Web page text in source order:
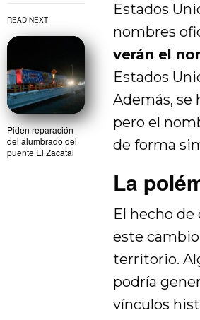
READ NEXT
Piden reparación
del alumbrado del
puente El Zacatal
Estados
nombres
verán el
Estados
Además, se
pero el
de forma
La
El hecho
este
territorio.
podría
vínculos